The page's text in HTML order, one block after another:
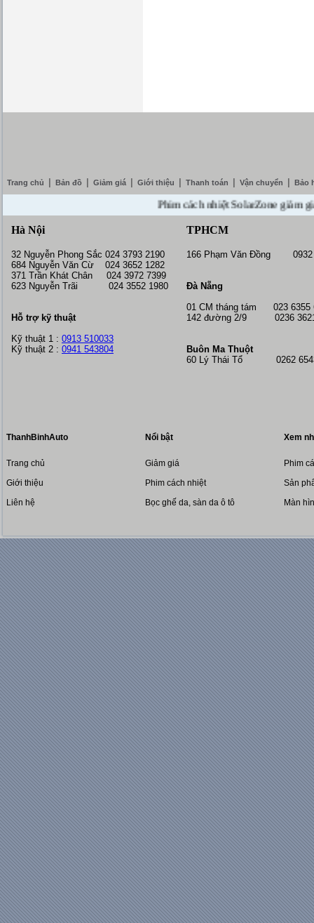
Trang chủ Bản đồ Giảm giá Giới thiệu Thanh toán Vận chuyển Bảo
Phim cách nhiệt SolarZone giảm giá
Hà Nội
32 Nguyễn Phong Sắc 024 3793 2190
684 Nguyễn Văn Cừ 024 3652 1282
371 Trần Khát Chân 024 3972 7399
623 Nguyễn Trãi 024 3552 1980
Hỗ trợ kỹ thuật
Kỹ thuật 1 : 0913 510033
Kỹ thuật 2 : 0941 543804
TPHCM
166 Phạm Văn Đồng 0932
Đà Nẵng
01 CM tháng tám 023 6355
142 đường 2/9 0236
Buôn Ma Thuột
60 Lý Thái Tổ 0262
ThanhBinhAuto
Trang chủ
Giới thiệu
Liên hệ
Nổi bật
Giảm giá
Phim cách nhiệt
Bọc ghế da, sàn da ô tô
Xem
Phim
Sản
Màn